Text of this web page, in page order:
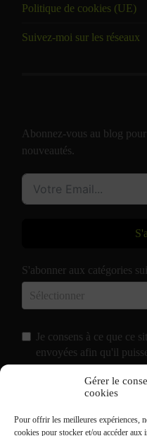
Gérer le
cookies
Pour offrir les meilleures expériences,
cookies pour stocker et/ou accéder
Politique de cookies (UE)
Suivez-moi sur les réseaux
Abonnez-vous au blog
nouveautés.
S'abonner aux catégories
Je consens à ce que ce
envoyées afin qu'il
J'accepte de recevoir
Mentions Légales.